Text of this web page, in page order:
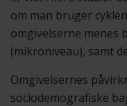
om man bruger
omgivelserne menes
(mikroniveau), samt
Omgivelsernes
sociodemografiske